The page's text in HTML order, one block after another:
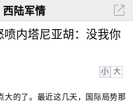
西陆军情
喷内塔尼亚胡：没我你
小 大
大的了。最近这几天，国际局势那